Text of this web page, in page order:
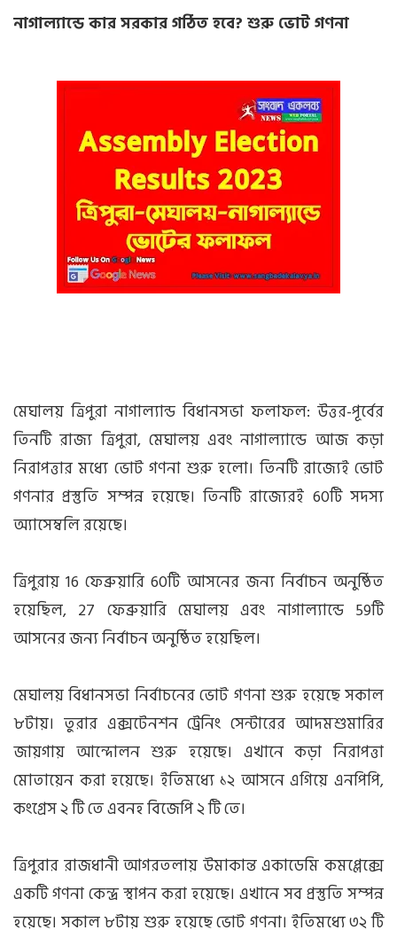
নাগাল্যান্ডে কার সরকার গঠিত হবে? শুরু ভোট গণনা
মেঘালয় ত্রিপুরা নাগাল্যান্ড বিধানসভা ফলাফল: উত্তর-পূর্বের
তিনটি রাজ্য ত্রিপুরা, মেঘালয় এবং নাগাল্যান্ডে আজ কড়া
নিরাপত্তার মধ্যে ভোট গণনা শুরু হলো। তিনটি রাজ্যেই ভোট
গণনার প্রস্তুতি সম্পন্ন হয়েছে। তিনটি রাজ্যেরই 60টি সদস্য
অ্যাসেম্বলি রয়েছে।
ত্রিপুরায় 16 ফেব্রুয়ারি 60টি আসনের জন্য নির্বাচন অনুষ্ঠিত
হয়েছিল, 27 ফেব্রুয়ারি মেঘালয় এবং নাগাল্যান্ডে 59টি
আসনের জন্য নির্বাচন অনুষ্ঠিত হয়েছিল।
মেঘালয় বিধানসভা নির্বাচনের ভোট গণনা শুরু হয়েছে সকাল
৮টায়। তুরার এক্সটেনশন ট্রেনিং সেন্টারের আদমশুমারির
জায়গায় আন্দোলন শুরু হয়েছে। এখানে কড়া নিরাপত্তা
মোতায়েন করা হয়েছে। ইতিমধ্যে ১২ আসনে এগিয়ে এনপিপি,
কংগ্রেস ২ টি তে এবনহ বিজেপি ২ টি তে।
ত্রিপুরার রাজধানী আগরতলায় উমাকান্ত একাডেমি কমপ্লেক্সে
একটি গণনা কেন্দ্র স্থাপন করা হয়েছে। এখানে সব প্রস্তুতি সম্পন্ন
হয়েছে। সকাল ৮টায় শুরু হয়েছে ভোট গণনা। ইতিমধ্যে ৩২ টি